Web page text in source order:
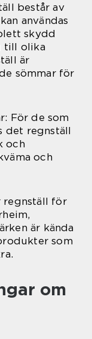
består av
användas
skydd
till olika
är
sömmar för
För de som
det regnställ
och
och
regnställ för
är kända
som
om